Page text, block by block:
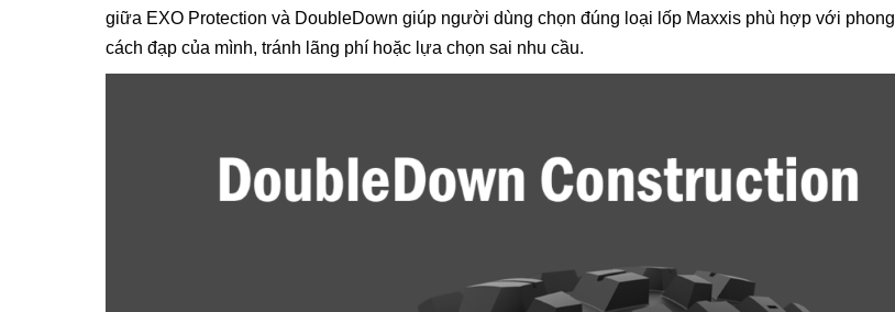
giữa EXO Protection và DoubleDown giúp người dùng chọn đúng loại lốp Maxxis phù hợp với phong
cách đạp của mình, tránh lãng phí hoặc lựa chọn sai nhu cầu.